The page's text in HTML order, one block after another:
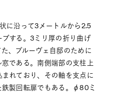
に沿って3メートルから2.5
する。3ミリ厚の折り曲げ
、プルーヴェ自邸のために
である。南側端部の支柱上
れており、その軸を支点に
鉄製回転扉でもある。φ80ミ